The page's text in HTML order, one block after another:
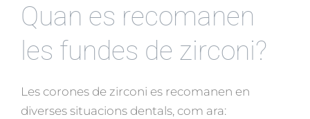
Quan es recomanen
les fundes de zirconi?
Les corones de zirconi es recomanen en
diverses situacions dentals, com ara: